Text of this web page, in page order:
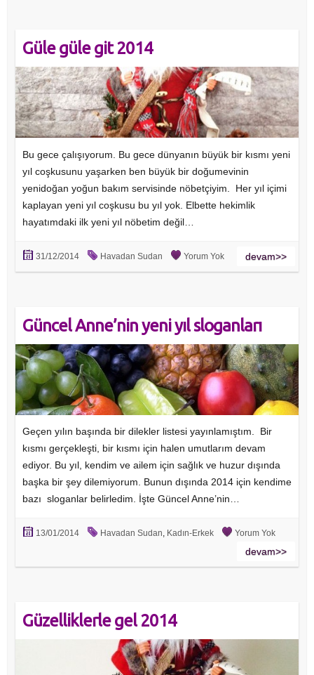
Güle güle git 2014
Bu gece çalışıyorum. Bu gece dünyanın büyük bir kısmı yeni
yıl coşkusunu yaşarken ben büyük bir doğumevinin
yenidoğan yoğun bakım servisinde nöbetçiyim. Her yıl içimi
kaplayan yeni yıl coşkusu bu yıl yok. Elbette hekimlik
hayatımdaki ilk yeni yıl nöbetim değil…
31/12/2014 Havadan Sudan Yorum Yok devam>>
Güncel Anne’nin yeni yıl sloganları
Geçen yılın başında bir dilekler listesi yayınlamıştım. Bir
kısmı gerçekleşti, bir kısmı için halen umutlarım devam
ediyor. Bu yıl, kendim ve ailem için sağlık ve huzur dışında
başka bir şey dilemiyorum. Bunun dışında 2014 için kendime
bazı sloganlar belirledim. İşte Güncel Anne’nin…
13/01/2014 Havadan Sudan Kadın-Erkek Yorum Yok
devam>>
Güzelliklerle gel 2014